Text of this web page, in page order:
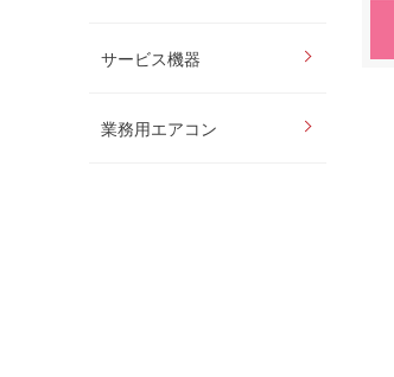
サービス機器
業務用エアコン